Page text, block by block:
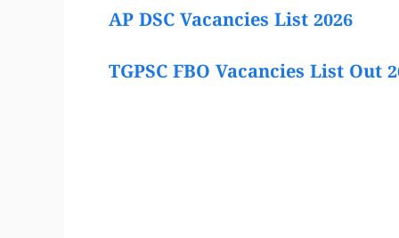
AP DSC Vacancies List 2026
TGPSC FBO Vacancies List Out